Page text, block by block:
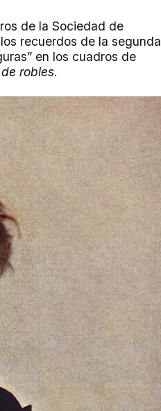
de la Sociedad de
recuerdos de la segunda
en los cuadros de
robles.